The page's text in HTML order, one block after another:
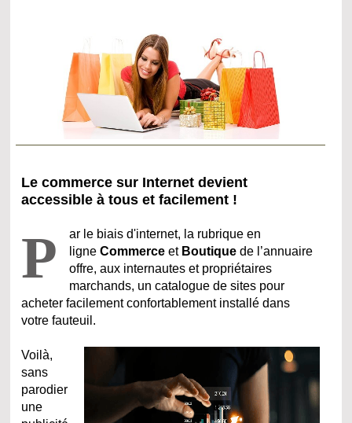
Le commerce sur Internet devient
accessible à tous et facilement !
P
ar le biais d'internet, la rubrique en
ligneCommerceet Boutiquede l’annuaire
offre, aux internautes et propriétaires
marchands, un catalogue de sites pour
acheter facilement confortablement installé dans
votre fauteuil.
Voilà,
sans
parodier
une